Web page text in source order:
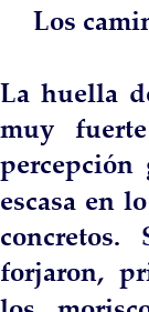
Los
La huella
muy
escasa en
concretos.
forjaron,